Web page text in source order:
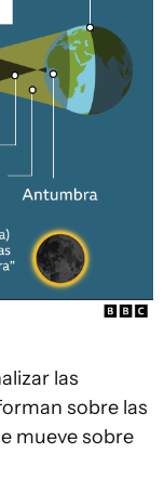
las
sobre las
mueve sobre